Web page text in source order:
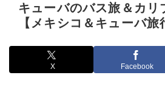
キューバのバス旅＆カリ
【メキシコ＆キューバ旅
X Facebook